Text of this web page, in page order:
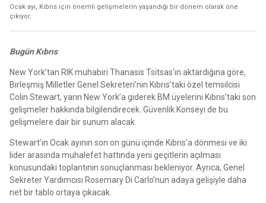
Ocak ayı, Kıbrıs için önemli gelişmelerin yaşandığı bir dönem olarak öne
çıkıyor.
Bugün Kıbrıs
New York’tan RIK muhabiri Thanasis Tsitsas’ın aktardığına göre,
Birleşmiş Milletler Genel Sekreteri’nin Kıbrıs’taki özel temsilcisi
Colin Stewart, yarın New York’a giderek BM üyelerini Kıbrıs’taki son
gelişmeler hakkında bilgilendirecek. Güvenlik Konseyi de bu
gelişmelere dair bir sunum alacak.
Stewart’ın Ocak ayının son on günü içinde Kıbrıs’a dönmesi ve iki
lider arasında muhalefet hattında yeni geçitlerin açılması
konusundaki toplantının sonuçlanması bekleniyor. Ayrıca, Genel
Sekreter Yardımcısı Rosemary Di Carlo’nun adaya gelişiyle daha
net bir tablo ortaya çıkacak.